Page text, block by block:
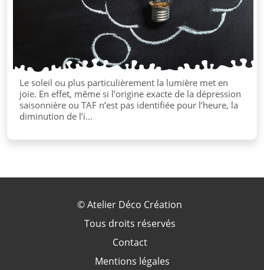
Le soleil ou plus particulièrement la lumière met en
joie. En effet, même si l’origine exacte de la dépression
saisonnière ou TAF n’est pas identifiée pour l’heure, la
diminution de l’i...
©Atelier Déco Création
Tous droits réservés
Contact
Mentions légales